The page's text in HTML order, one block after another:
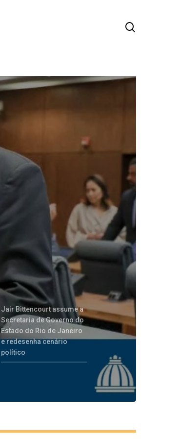
Jair Bittencourt assume a
Secretaria de Governo do
Estado do Rio de Janeiro
e redesenha cenário
político